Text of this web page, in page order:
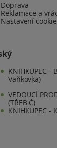
Doprava
Reklamace a
Nastavení
KNIHKUPEC -
Vaňkovka)
VEDOUCÍ
(TŘEBÍČ)
KNIHKUPEC -